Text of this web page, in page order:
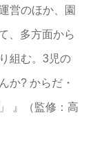
営のほか、園
、多方面から
組む。3児の
か? からだ・
』（監修：高